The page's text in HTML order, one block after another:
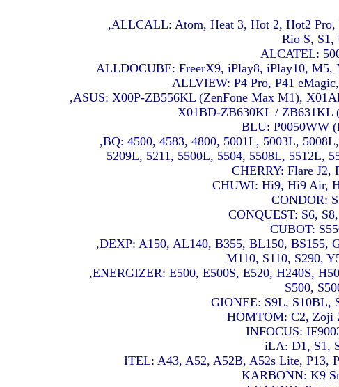
ALLCALL: Atom, Heat 3, Hot 2, Hot2
Rio S, S1,
ALCATEL:
ALLDOCUBE: FreerX9, iPlay8, iPlay10,
ALLVIEW: P4 Pro, P41
ASUS: X00P-ZB556KL (ZenFone Max M1),
X01BD-ZB630KL / ZB631KL
BLU: P0050WW
BQ: 4500, 4583, 4800, 5001L, 5003L,
CHERRY: Flare J2,
CHUWI: Hi9, Hi9 Air,
CONDOR:
CONQUEST: S6,
CUBOT:
DEXP: A150, AL140, B355, BL150, BS155,
M110, S110, S290,
ENERGIZER: E500, E500S, E520, H240S,
S500,
GIONEE: S9L, S10BL,
HOMTOM: C2, Zoji
INFOCUS:
iLA: D1, S1,
ITEL: A43, A52, A52B, A52s Lite, P13,
KARBONN: K9